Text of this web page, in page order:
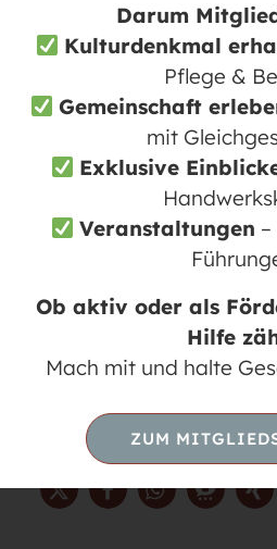
Mühlenbeck, Schildow,
Berlin. Der Tanzabend
Niveau und steigert sich
mittleres Niveau und
fortgeschrittenes
Schwerpunkt liegt auf
und es wird kein Stress
neue Mitstreiter und
sind herzlich
Wechselschuhe und
Mehr Infos finden Sie
Linedancer:
Darum
Kulturdenkmal
Pflege &
Gemeinschaft
mit
Exklusive
Veranstaltungen
Ob aktiv oder als
Hilfe
Mach mit und halte
ZUM